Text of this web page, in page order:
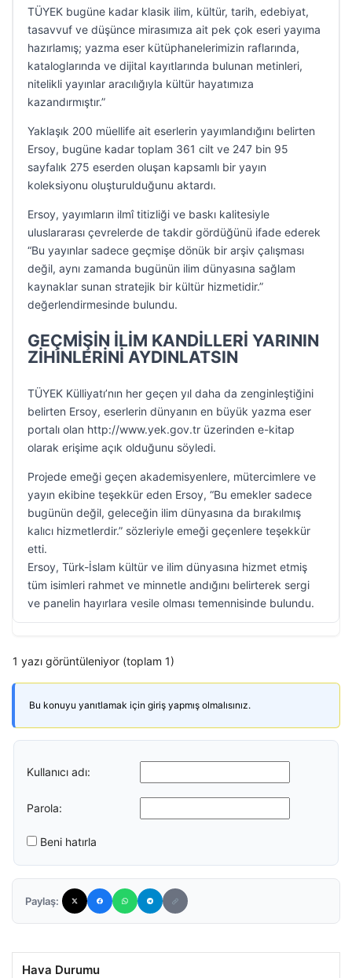
TÜYEK bugüne kadar klasik ilim, kültür, tarih, edebiyat,
tasavvuf ve düşünce mirasımıza ait pek çok eseri yayıma
hazırlamış; yazma eser kütüphanelerimizin raflarında,
kataloglarında ve dijital kayıtlarında bulunan metinleri,
nitelikli yayınlar aracılığıyla kültür hayatımıza
kazandırmıştır.”
Yaklaşık 200 müellife ait eserlerin yayımlandığını belirten
Ersoy, bugüne kadar toplam 361 cilt ve 247 bin 95
sayfalık 275 eserden oluşan kapsamlı bir yayın
koleksiyonu oluşturulduğunu aktardı.
Ersoy, yayımların ilmî titizliği ve baskı kalitesiyle
uluslararası çevrelerde de takdir gördüğünü ifade ederek
“Bu yayınlar sadece geçmişe dönük bir arşiv çalışması
değil, aynı zamanda bugünün ilim dünyasına sağlam
kaynaklar sunan stratejik bir kültür hizmetidir.”
değerlendirmesinde bulundu.
GEÇMİŞİN İLİM KANDİLLERİ YARININ
ZİHİNLERİNİ AYDINLATSIN
TÜYEK Külliyatı’nın her geçen yıl daha da zenginleştiğini
belirten Ersoy, eserlerin dünyanın en büyük yazma eser
portalı olan http://www.yek.gov.tr üzerinden e-kitap
olarak erişime açık olduğunu söyledi.
Projede emeği geçen akademisyenlere, mütercimlere ve
yayın ekibine teşekkür eden Ersoy, “Bu emekler sadece
bugünün değil, geleceğin ilim dünyasına da bırakılmış
kalıcı hizmetlerdir.” sözleriyle emeği geçenlere teşekkür
etti.
Ersoy, Türk-İslam kültür ve ilim dünyasına hizmet etmiş
tüm isimleri rahmet ve minnetle andığını belirterek sergi
ve panelin hayırlara vesile olması temennisinde bulundu.
1 yazı görüntüleniyor (toplam 1)
Bu konuyu yanıtlamak için giriş yapmış olmalısınız.
Kullanıcı adı:
Parola:
Beni hatırla
Paylaş:
Hava Durumu